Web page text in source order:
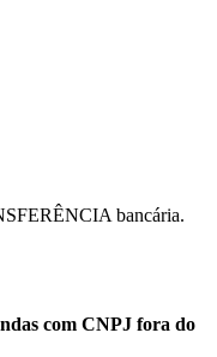
bancária.
com CNPJ fora do